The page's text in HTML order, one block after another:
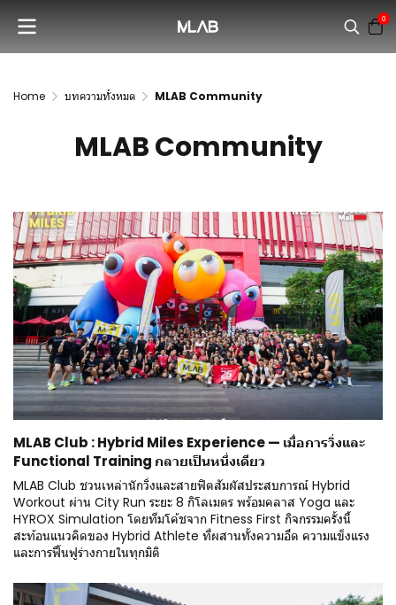
0
Home บทความทั้งหมด MLAB Community
MLAB Community
MLAB Club : Hybrid Miles Experience — เมื่อการวิ่งและ
Functional Training กลายเป็นหนึ่งเดียว
MLAB Club ชวนเหล่านักวิ่งและสายฟิตสัมผัสประสบการณ์ Hybrid
Workout ผ่าน City Run ระยะ 8 กิโลเมตร พร้อมคลาส Yoga และ
HYROX Simulation โดยทีมโค้ชจาก Fitness First กิจกรรมครั้งนี้
สะท้อนแนวคิดของ Hybrid Athlete ที่ผสานทั้งความอึด ความแข็งแรง
และการฟื้นฟูร่างกายในทุกมิติ